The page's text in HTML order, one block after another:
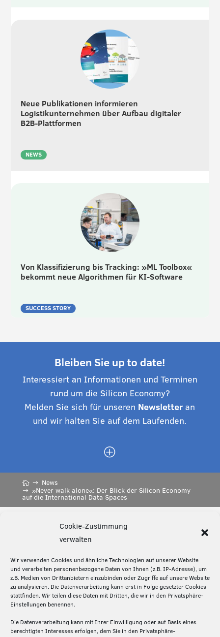
Cookie-Zustimmung
verwalten
Wir verwenden Cookies und ähnliche Technologien auf unserer Website
und verarbeiten personenbezogene Daten von Ihnen (z.B. IP-Adresse), um
z.B. Medien von Drittanbietern einzubinden oder Zugriffe auf unsere Website
zu analysieren. Die Datenverarbeitung kann erst in Folge gesetzter Cookies
stattfinden. Wir teilen diese Daten mit Dritten, die wir in den Privatsphäre-
Einstellungen benennen.
Die Datenverarbeitung kann mit Ihrer Einwilligung oder auf Basis eines
berechtigten Interesses erfolgen, dem Sie in den Privatsphäre-
Neue Publikationen informieren
Logistikunternehmen über Aufbau digitaler
B2B-Plattformen
NEWS
Von Klassifizierung bis Tracking: »ML Toolbox«
bekommt neue Algorithmen für KI-Software
SUCCESS STORY
Bleiben Sie up to date!
Interessiert an Informationen und Terminen
rund um die Silicon Economy?
Melden Sie sich für unseren Newsletteran
und wir halten Sie auf dem Laufenden.
P
News
»Never walk alone«: Der Blick der Silicon Economy
auf die International Data Spaces
Diese Seite teilen:
Über die Silicon Economy
Die Silicon Economy ist eine Initiative des
2024) des Bundesministeriums für Digitales und
Verkehr. Die Projektpartner – Fraunhofer IML,